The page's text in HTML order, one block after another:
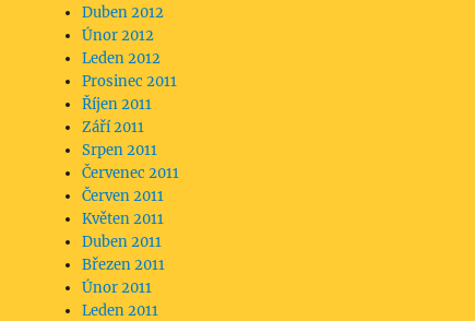
Duben 2012
Únor 2012
Leden 2012
Prosinec 2011
Říjen 2011
Září 2011
Srpen 2011
Červenec 2011
Červen 2011
Květen 2011
Duben 2011
Březen 2011
Únor 2011
Leden 2011